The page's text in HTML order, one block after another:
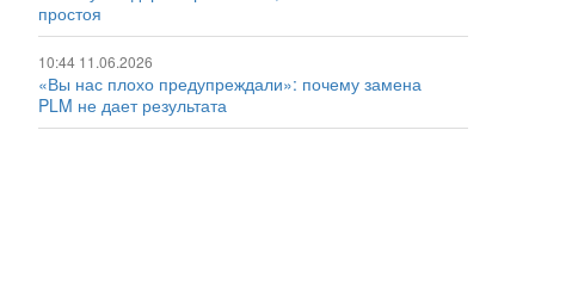
простоя
10:44 11.06.2026
«Вы нас плохо предупреждали»: почему замена
PLM не дает результата